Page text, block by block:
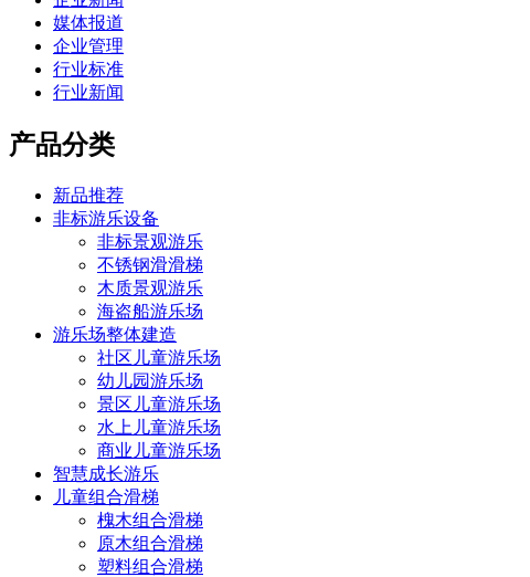
媒体报道
企业管理
行业标准
行业新闻
产品分类
新品推荐
非标游乐设备
非标景观游乐
不锈钢滑滑梯
木质景观游乐
海盗船游乐场
游乐场整体建造
社区儿童游乐场
幼儿园游乐场
景区儿童游乐场
水上儿童游乐场
商业儿童游乐场
智慧成长游乐
儿童组合滑梯
槐木组合滑梯
原木组合滑梯
塑料组合滑梯